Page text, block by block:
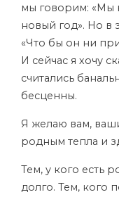
мы говорим: «Мы
новый год». Но в
«Что бы он ни
И сейчас я хочу
считались
бесценны.
Я желаю вам,
родным тепла и
Тем, у кого есть
долго. Тем, кого